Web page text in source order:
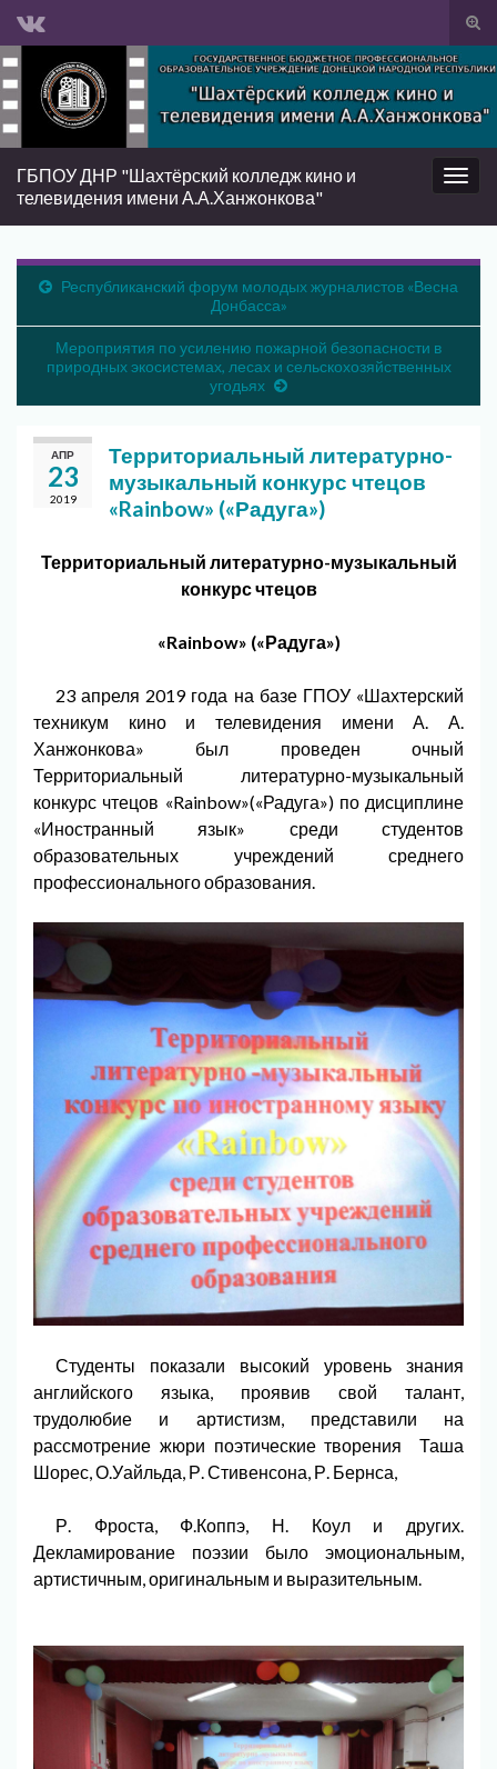
Вкл/
Search for:
Вкл/
ГБПОУ ДНР "Шахтёрский колледж кино и
телевидения имени А.А.Ханжонкова"
Республиканский форум молодых журналистов «Весна
Донбасса»
Мероприятия по усилению пожарной безопасности в
природных экосистемах, лесах и сельскохозяйственных
угодьях
АПР
23
2019
Территориальный литературно-
музыкальный конкурс чтецов
«Rainbow» («Радуга»)
Территориальный литературно-музыкальный
конкурс чтецов
«Rainbow» («Радуга»)
23 апреля 2019 года на базе ГПОУ «Шахтерский
техникум кино и телевидения имени А. А.
Ханжонкова» был проведен очный
Территориальный литературно-музыкальный
конкурс чтецов «Rainbow»(«Радуга») по дисциплине
«Иностранный язык» среди студентов
образовательных учреждений среднего
профессионального образования.
Студенты показали высокий уровень знания
английского языка, проявив свой талант,
трудолюбие и артистизм, представили на
рассмотрение жюри поэтические творения Таша
Шорес, О.Уайльда, Р. Стивенсона, Р. Бернса,
Р. Фроста, Ф.Коппэ, Н. Коул и других.
Декламирование поэзии было эмоциональным,
артистичным, оригинальным и выразительным.